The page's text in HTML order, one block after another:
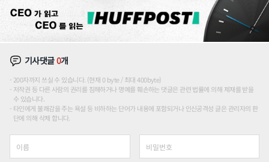
기사댓글0개
200자까지 쓰실 수 있습니다. (현재 0 byte / 최대 400byte)
저작권 등 다른 사람의 권리를 침해하거나 명예를 훼손하는 댓글은 관련 법률에 의해 제재를 받을
수 있습니다.
타인에게 불쾌감을 주는 욕설 등 비하하는 단어가 내용에 포함되거나 인신공격성 글은 관리자의 판
단에 의해 삭제 합니다.